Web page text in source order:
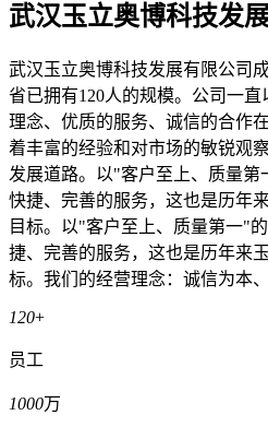
武汉玉立奥博科技发
武汉玉立奥博科技发展有限公司
省已拥有120人的规模。公司一
理念、优质的服务、诚信的合作
着丰富的经验和对市场的敏锐观
发展道路。以"客户至上、质量第
快捷、完善的服务，这也是历年
目标。以"客户至上、质量第一"
捷、完善的服务，这也是历年来
标。我们的经营理念：诚信为本
120+
员工
1000万